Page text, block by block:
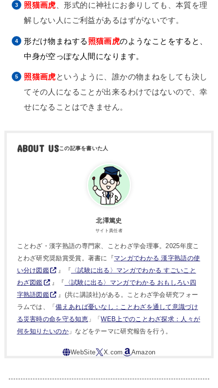
照猫画虎 、形式的に神社にお参りしても、本質を理
解しない人にご利益があるはずがないです。
形だけ物まねする 照猫画虎のようなことをすると、
中身が空っぽな人間になります。
照猫画虎というように、誰かの物まねをしても決し
てその人になることが出来るわけではないので、幸
せになることはできません。
ABOUT US
北澤篤史
サイト責任者
ことわざ・漢字熟語の専門家、ことわざ学会理事。2025年度こ
とわざ研究奨励賞受賞。著書に『マンガでわかる 漢字熟語の使
い分け図鑑
』『 〈試験に出る〉マンガでわかる すごいこと
わざ図鑑
』『
〈試験に出る〉マンガでわかる おもしろい四
字熟語図鑑
』(共に講談社)がある。ことわざ学会研究フォー
ラムでは、「備えあれば憂いなし：ことわざを通して意識づけ
る災害時の命を守る知恵」「WEB上でのことわざ探求：人々が
何を知りたいのか」などをテーマに研究報告を行う。